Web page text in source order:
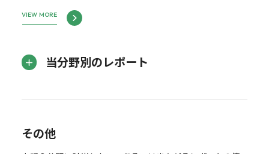
VIEW MORE
当分野別のレポート
その他